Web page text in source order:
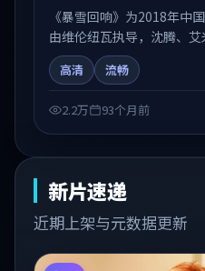
《暴雪回响》为2018年中
由维伦纽瓦执导，沈腾、
剧情在人物弧光与节奏推进
听质感。适合关注国产在线
高清 流畅
2.2万 93个月前
新片速递
近期上架与元数据更新